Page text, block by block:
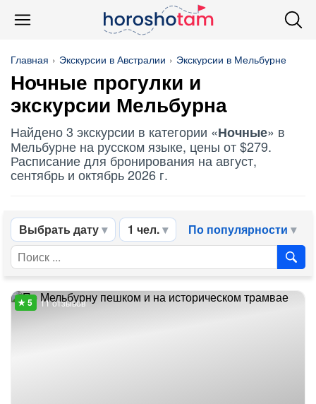
Главная Экскурсии в Австралии Экскурсии в Мельбурне
Ночные прогулки и
экскурсии Мельбурна
Найдено 3 экскурсии в категории «Ночные» в
Мельбурне на русском языке, цены от $279.
Расписание для бронирования на август,
сентябрь и октябрь 2026 г.
Выбрать дату 1 чел. По популярности
11 отзывов